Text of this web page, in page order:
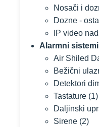
Nosači i
Dozne -
IP video
Alarmni sistemi
Air Shiled
Bežični
Detektori
Tastature (1)
Daljinski
Sirene (2)